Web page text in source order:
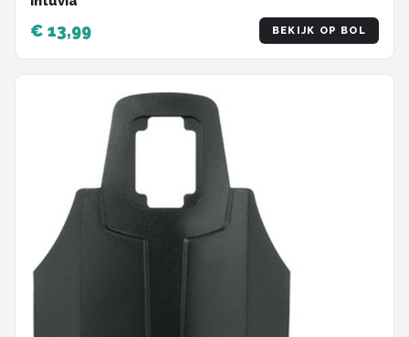
€ 13,99 BEKIJK OP BOL